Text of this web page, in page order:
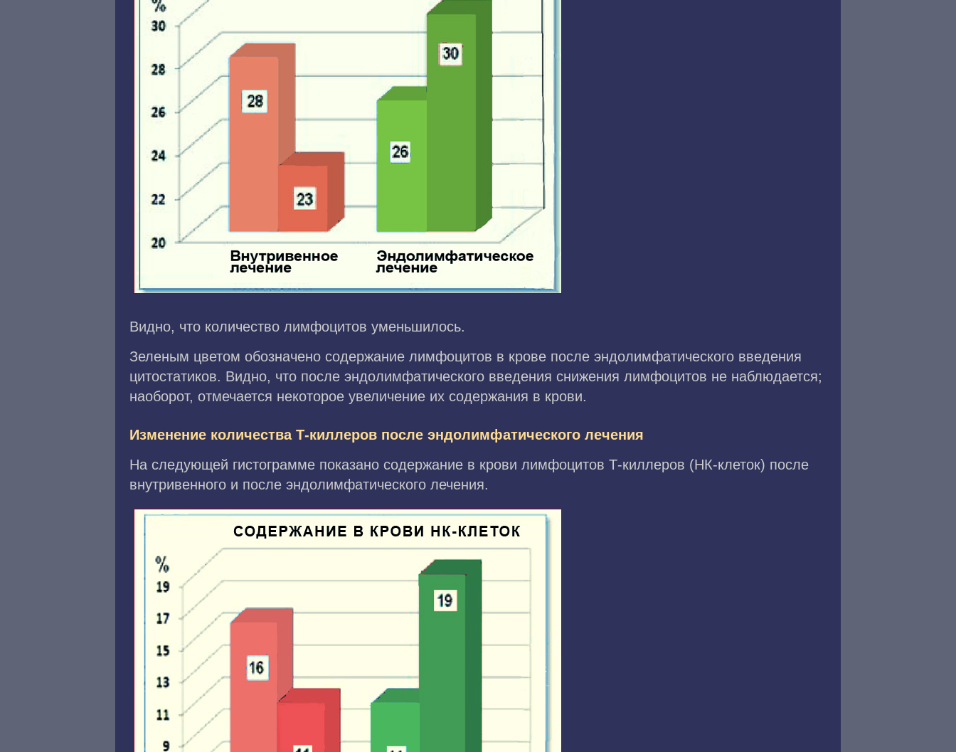
Видно, что количество лимфоцитов уменьшилось.
Зеленым цветом обозначено содержание лимфоцитов в крове после эндолимфатического введения
цитостатиков. Видно, что после эндолимфатического введения снижения лимфоцитов не наблюдается;
наоборот, отмечается некоторое увеличение их содержания в крови.
Изменение количества Т-киллеров после эндолимфатического лечения
На следующей гистограмме показано содержание в крови лимфоцитов Т-киллеров (НК-клеток) после
внутривенного и после эндолимфатического лечения.